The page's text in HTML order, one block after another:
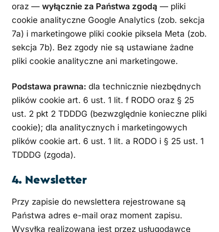
oraz — wyłącznie za Państwa zgodą — pliki
cookie analityczne Google Analytics (zob. sekcja
7a) i marketingowe pliki cookie piksela Meta (zob.
sekcja 7b). Bez zgody nie są ustawiane żadne
pliki cookie analityczne ani marketingowe.
Podstawa prawna: dla technicznie niezbędnych
plików cookie art. 6 ust. 1 lit. f RODO oraz § 25
ust. 2 pkt 2 TDDDG (bezwzględnie konieczne pliki
cookie); dla analitycznych i marketingowych
plików cookie art. 6 ust. 1 lit. a RODO i § 25 ust. 1
TDDDG (zgoda).
4. Newsletter
Przy zapisie do newslettera rejestrowane są
Państwa adres e-mail oraz moment zapisu.
Wysyłka realizowana jest przez usługodawcę